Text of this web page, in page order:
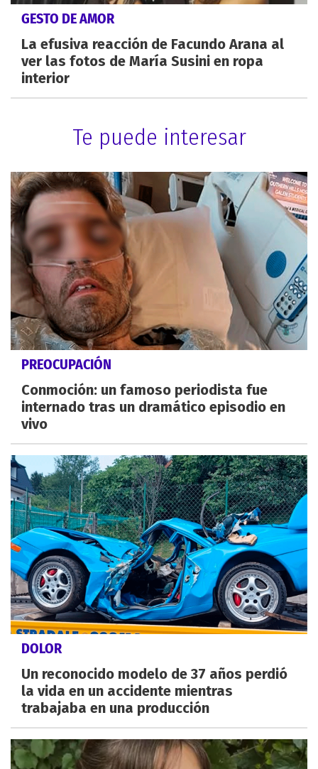
GESTO DE AMOR
La efusiva reacción de Facundo Arana al
ver las fotos de María Susini en ropa
interior
Te puede interesar
PREOCUPACIÓN
Conmoción: un famoso periodista fue
internado tras un dramático episodio en
vivo
DOLOR
Un reconocido modelo de 37 años perdió
la vida en un accidente mientras
trabajaba en una producción